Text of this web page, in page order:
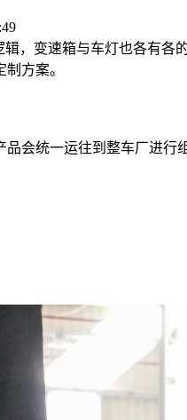
，变速箱与车灯也各有各
方案。
会统一运往到整车厂进